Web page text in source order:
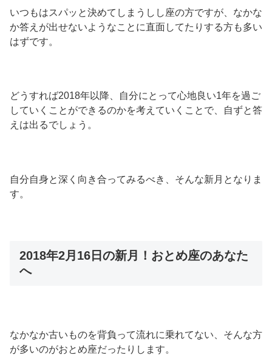
いつもはスパッと決めてしまうしし座の方ですが、なかな
か答えが出せないようなことに直面してたりする方も多い
はずです。
どうすれば2018年以降、自分にとって心地良い1年を過ご
していくことができるのかを考えていくことで、自ずと答
えは出るでしょう。
自分自身と深く向き合ってみるべき、そんな新月となりま
す。
2018年2月16日の新月！おとめ座のあなた
へ
なかなか古いものを背負って流れに乗れてない、そんな方
が多いのがおとめ座だったりします。